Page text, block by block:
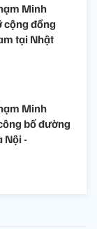
Minh
cộng đồng
tại Nhật
Minh
bố đường
Nội -